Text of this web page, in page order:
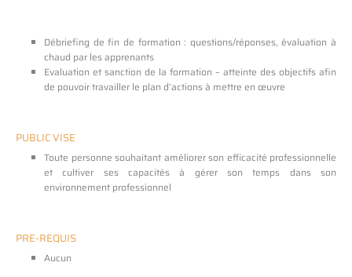
Débriefing de fin de formation : questions/réponses, évaluation à
chaud par les apprenants
Evaluation et sanction de la formation – atteinte des objectifs afin
de pouvoir travailler le plan d’actions à mettre en œuvre
PUBLIC VISE
Toute personne souhaitant améliorer son efficacité professionnelle
et cultiver ses capacités à gérer son temps dans son
environnement professionnel
PRE-REQUIS
Aucun